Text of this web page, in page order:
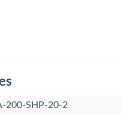
200-SHP-20-2